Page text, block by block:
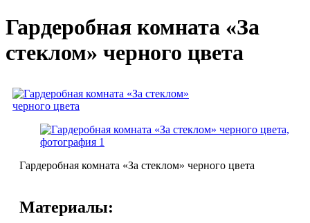
Гардеробная комната «За
стеклом» черного цвета
Гардеробная комната «За стеклом» черного цвета
Материалы: